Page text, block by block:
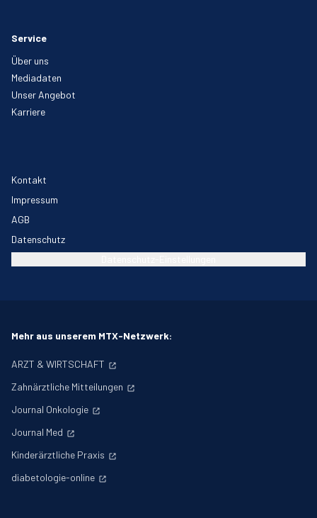
Service
Über uns
Mediadaten
Unser Angebot
Karriere
Kontakt
Impressum
AGB
Datenschutz
Mehr aus unserem MTX-Netzwerk:
ARZT & WIRTSCHAFT
Zahnärztliche Mitteilungen
Journal Onkologie
Journal Med
Kinderärztliche Praxis
diabetologie-online